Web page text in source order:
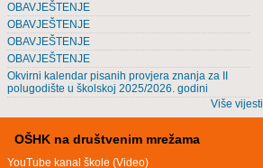
OBAVJEŠTENJE
OBAVJEŠTENJE
OBAVJEŠTENJE
OBAVJEŠTENJE
Okvirni kalendar pisanih provjera znanja za II
polugodište u školskoj 2025/2026. godini
Više vijesti
OŠHK na društvenim mrežama
YouTube kanal škole (Video)